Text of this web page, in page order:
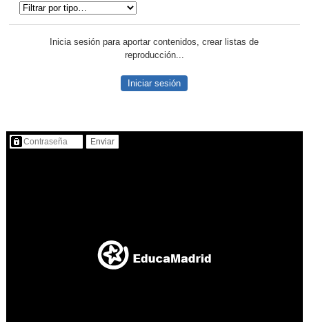
Inicia sesión para aportar contenidos, crear listas de
reproducción...
Iniciar sesión
Contenido protegido…